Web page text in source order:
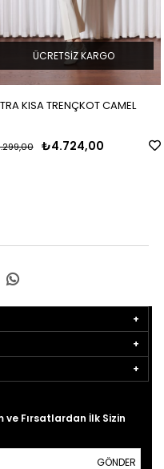
KISA TRENÇKOT CAMEL
₺4.724,00
ÜCRETSIZ KARGO
ve Fırsatlardan İlk Sizin
GÖNDER